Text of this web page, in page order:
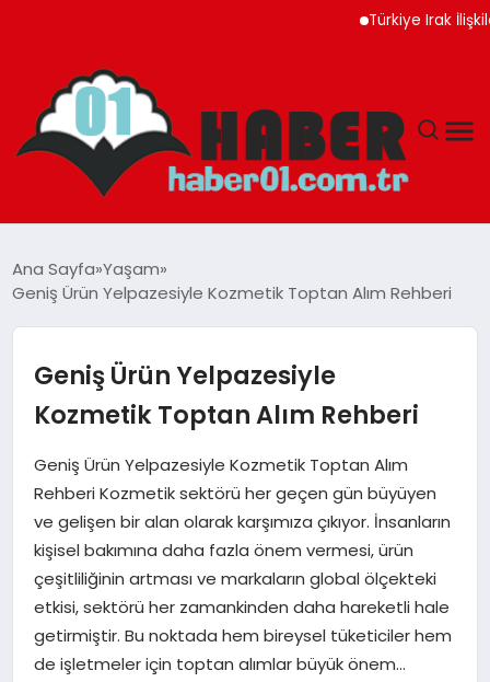
Türkiye Irak İlişkileri
ADANA
YAŞAM
GÜNDEM
MAGAZIN
EĞITIM
TEKNOLOJI
Ana Sayfa Yaşam
Geniş Ürün Yelpazesiyle Kozmetik Toptan Alım Rehberi
Geniş Ürün Yelpazesiyle
Kozmetik Toptan Alım Rehberi
Geniş Ürün Yelpazesiyle Kozmetik Toptan Alım
Rehberi Kozmetik sektörü her geçen gün büyüyen
ve gelişen bir alan olarak karşımıza çıkıyor. İnsanların
kişisel bakımına daha fazla önem vermesi, ürün
çeşitliliğinin artması ve markaların global ölçekteki
etkisi, sektörü her zamankinden daha hareketli hale
getirmiştir. Bu noktada hem bireysel tüketiciler hem
de işletmeler için toptan alımlar büyük önem…